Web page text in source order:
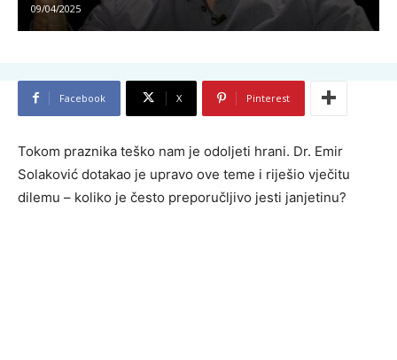
09/04/2025
Facebook X Pinterest
Tokom praznika teško nam je odoljeti hrani. Dr. Emir
Solaković dotakao je upravo ove teme i riješio vječitu
dilemu – koliko je često preporučljivo jesti janjetinu?